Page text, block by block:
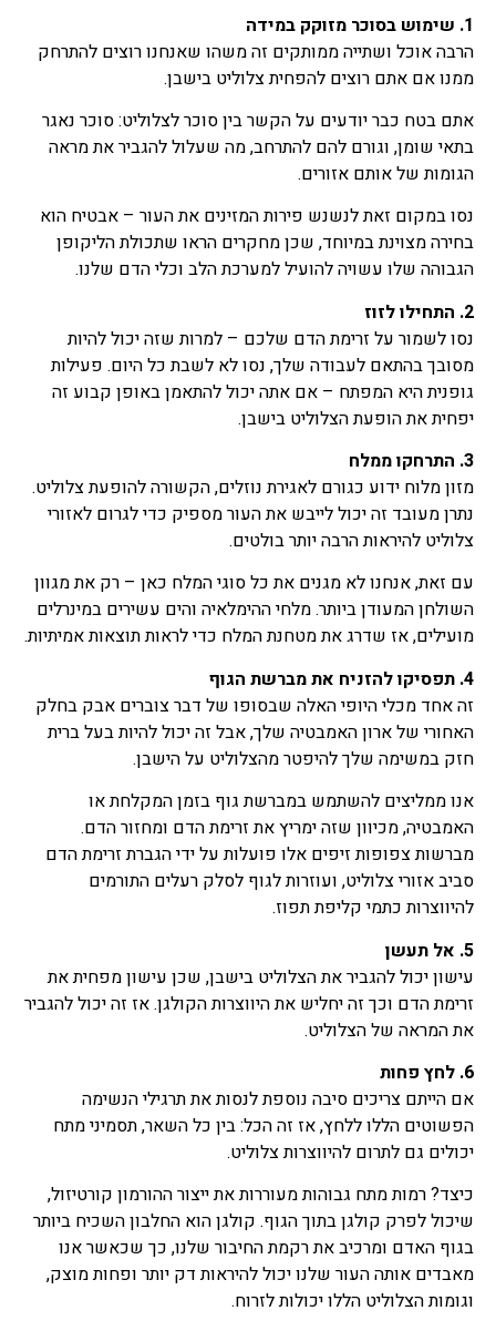
1. שימוש בסוכר מזוקק במידה
הרבה אוכל ושתייה ממותקים זה משהו שאנחנו רוצים להתרחק
ממנו אם אתם רוצים להפחית צלוליט בישבן.
אתם בטח כבר יודעים על הקשר בין סוכר לצלוליט: סוכר נאגר
בתאי שומן, וגורם להם להתרחב, מה שעלול להגביר את מראה
הגומות של אותם אזורים.
נסו במקום זאת לנשנש פירות המזינים את העור – אבטיח הוא
בחירה מצוינת במיוחד, שכן מחקרים הראו שתכולת הליקופן
הגבוהה שלו עשויה להועיל למערכת הלב וכלי הדם שלנו.
2. התחילו לזוז
נסו לשמור על זרימת הדם שלכם – למרות שזה יכול להיות
מסובך בהתאם לעבודה שלך, נסו לא לשבת כל היום. פעילות
גופנית היא המפתח – אם אתה יכול להתאמן באופן קבוע זה
יפחית את הופעת הצלוליט בישבן.
3. התרחקו ממלח
מזון מלוח ידוע כגורם לאגירת נוזלים, הקשורה להופעת צלוליט.
נתרן מעובד זה יכול לייבש את העור מספיק כדי לגרום לאזורי
צלוליט להיראות הרבה יותר בולטים.
עם זאת, אנחנו לא מגנים את כל סוגי המלח כאן – רק את מגוון
השולחן המעודן ביותר. מלחי ההימלאיה והים עשירים במינרלים
מועילים, אז שדרג את מטחנת המלח כדי לראות תוצאות אמיתיות.
4. תפסיקו להזניח את מברשת הגוף
זה אחד מכלי היופי האלה שבסופו של דבר צוברים אבק בחלק
האחורי של ארון האמבטיה שלך, אבל זה יכול להיות בעל ברית
חזק במשימה שלך להיפטר מהצלוליט על הישבן.
אנו ממליצים להשתמש במברשת גוף בזמן המקלחת או
האמבטיה, מכיוון שזה ימריץ את זרימת הדם ומחזור הדם.
מברשות צפופות זיפים אלו פועלות על ידי הגברת זרימת הדם
סביב אזורי צלוליט, ועוזרות לגוף לסלק רעלים התורמים
להיווצרות כתמי קליפת תפוז.
5. אל תעשן
עישון יכול להגביר את הצלוליט בישבן, שכן עישון מפחית את
זרימת הדם וכך זה יחליש את היווצרות הקולגן. אז זה יכול להגביר
את המראה של הצלוליט.
6. לחץ פחות
אם הייתם צריכים סיבה נוספת לנסות את תרגילי הנשימה
הפשוטים הללו ללחץ, אז זה הכל: בין כל השאר, תסמיני מתח
יכולים גם לתרום להיווצרות צלוליט.
כיצד? רמות מתח גבוהות מעוררות את ייצור ההורמון קורטיזול,
שיכול לפרק קולגן בתוך הגוף. קולגן הוא החלבון השכיח ביותר
בגוף האדם ומרכיב את רקמת החיבור שלנו, כך שכאשר אנו
מאבדים אותה העור שלנו יכול להיראות דק יותר ופחות מוצק,
וגומות הצלוליט הללו יכולות לזרוח.